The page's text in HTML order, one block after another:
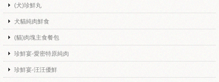
(犬)珍鮮丸
犬貓純肉鮮食
(貓)肉塊主食餐包
珍鮮宴-愛密特原純肉
珍鮮宴-汪汪優鮮